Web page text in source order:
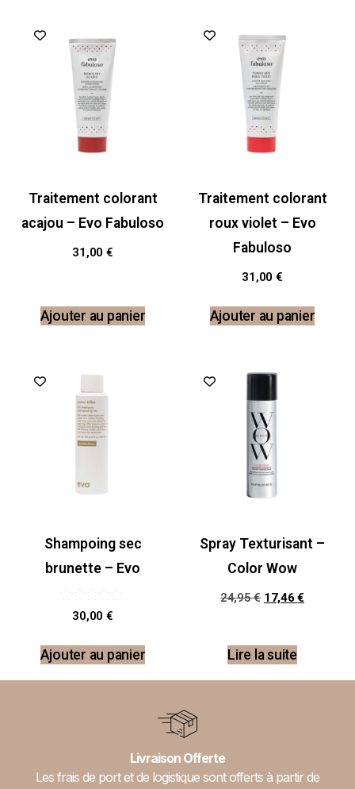
Traitement colorant
acajou – Evo Fabuloso
31,00 €
Ajouter au panier
Traitement colorant
roux violet – Evo
Fabuloso
31,00 €
Ajouter au panier
Shampoing sec
brunette – Evo
Note
5.00
30,00 €
Ajouter au panier
Spray Texturisant –
Color Wow
24,95€ 17,46€
Lire la suite
Livraison Offerte
Les frais de port et de logistique sont offerts à partir de